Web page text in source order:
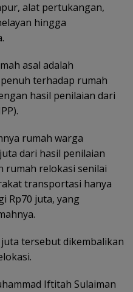
alat pertukangan,
hingga
asal adalah
terhadap rumah
hasil penilaian dari
rumah warga
dari hasil penilaian
rumah relokasi senilai
transportasi hanya
Rp70 juta, yang
tersebut dikembalikan
Iftitah Sulaiman